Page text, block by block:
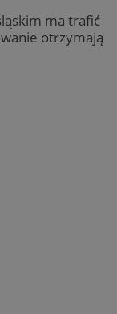
ma trafić
otrzymają